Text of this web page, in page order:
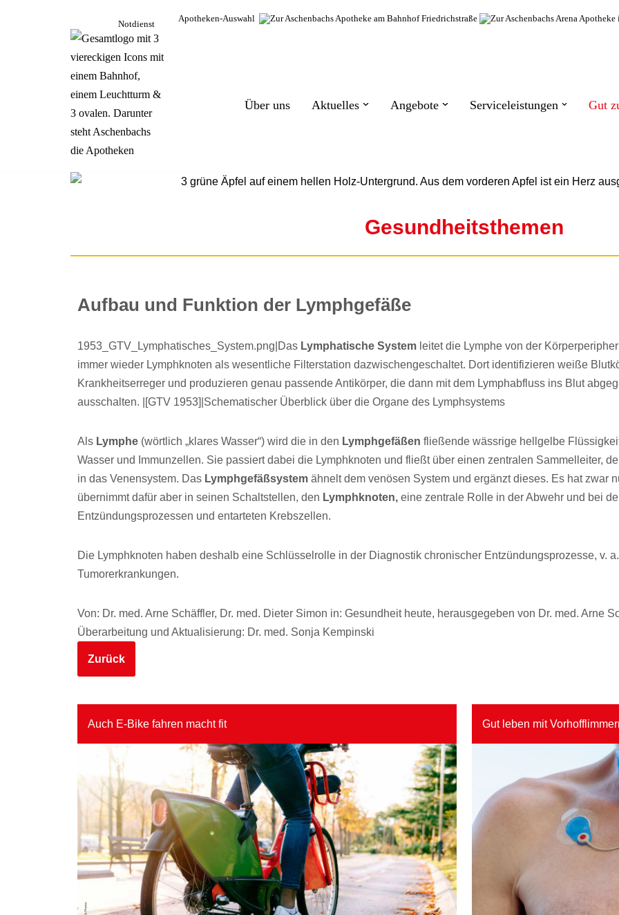
Notdienst
Apotheken-Auswahl
Über uns Aktuelles Angebote Serviceleistungen Gut
Gesundheitsthemen
Aufbau und Funktion der Lymphgefäße
1953_GTV_Lymphatisches_System.png|Das Lymphatische System leitet die Lymphe von der
immer wieder Lymphknoten als wesentliche Filterstation dazwischengeschaltet. Dort identifizieren weiße
Krankheitserreger und produzieren genau passende Antikörper, die dann mit dem Lymphabfluss ins Blut
ausschalten. |[GTV 1953]|Schematischer Überblick über die Organe des Lymphsystems
Als Lymphe (wörtlich „klares Wasser“) wird die in den Lymphgefäßen fließende wässrige hellgelbe
Wasser und Immunzellen. Sie passiert dabei die Lymphknoten und fließt über einen zentralen Sammelleiter,
in das Venensystem. Das Lymphgefäßsystem ähnelt dem venösen System und ergänzt dieses. Es hat zwar
übernimmt dafür aber in seinen Schaltstellen, den Lymphknoten, eine zentrale Rolle in der Abwehr und bei
Entzündungsprozessen und entarteten Krebszellen.
Die Lymphknoten haben deshalb eine Schlüsselrolle in der Diagnostik chronischer Entzündungsprozesse, v.
Tumorerkrankungen.
Von: Dr. med. Arne Schäffler, Dr. med. Dieter Simon in: Gesundheit heute, herausgegeben von Dr. med. Arne
Überarbeitung und Aktualisierung: Dr. med. Sonja Kempinski
Zurück
Auch E-Bike fahren macht fit Gut leben mit